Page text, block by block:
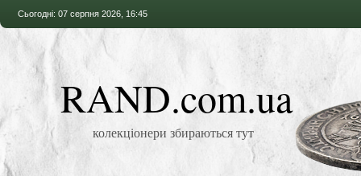
Сьогодні: 07 серпня 2026, 16:45
RAND.com.ua
колекціонери збираються тут